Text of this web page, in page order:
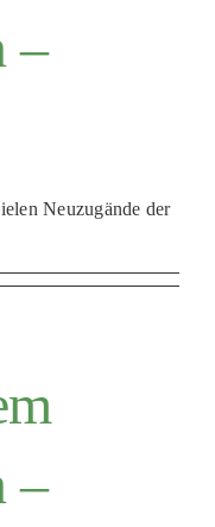
–
Neuzugände der
–